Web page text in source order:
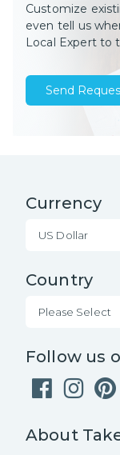
Customize
even tell us
Local Expert to
Send
Currency
US Dollar
Country
Please Select
Follow us
About